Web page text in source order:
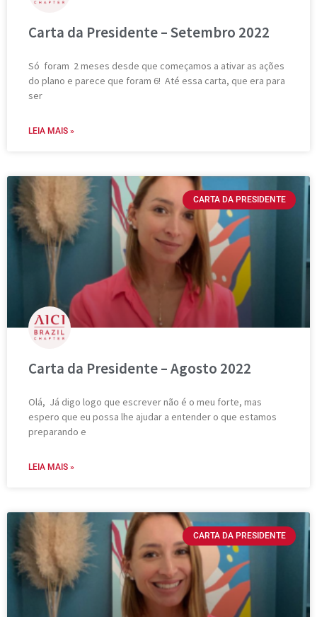
Carta da Presidente – Setembro 2022
Só foram 2 meses desde que começamos a ativar as ações
do plano e parece que foram 6! Até essa carta, que era para
ser
LEIA MAIS »
CARTA DA PRESIDENTE
Carta da Presidente – Agosto 2022
Olá, Já digo logo que escrever não é o meu forte, mas
espero que eu possa lhe ajudar a entender o que estamos
preparando e
LEIA MAIS »
CARTA DA PRESIDENTE